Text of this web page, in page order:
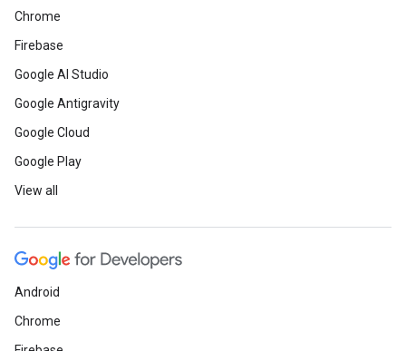
Chrome
Firebase
Google AI Studio
Google Antigravity
Google Cloud
Google Play
View all
Android
Chrome